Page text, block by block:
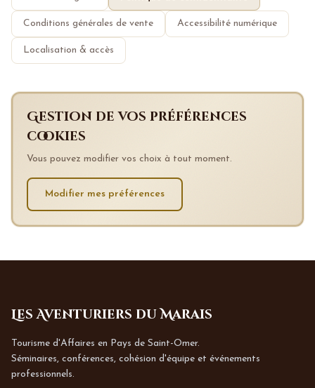
Conditions générales de vente Accessibilité numérique
Localisation & accès
Gestion de vos préférences
cookies
Vous pouvez modifier vos choix à tout moment.
Modifier mes préférences
Les Aventuriers du Marais
Tourisme d'Affaires en Pays de Saint-Omer.
Séminaires, conférences, cohésion d'équipe et événements
professionnels.